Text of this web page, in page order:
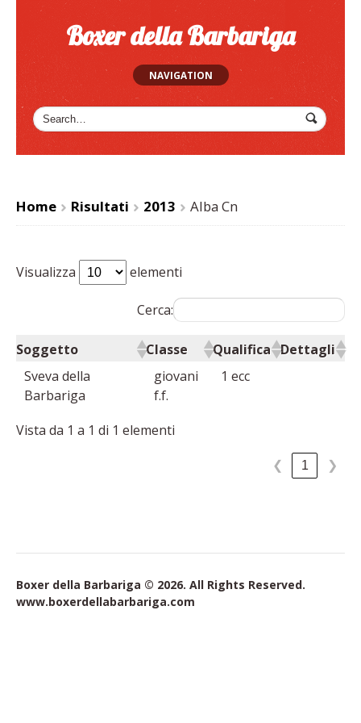
Boxer della Barbariga
NAVIGATION
Home
>
Risultati
>
2013
>
Alba Cn
Visualizza elementi
Cerca:
Soggetto Classe Qualifica Dettagli
Sveva della
Barbariga
giovani
f.f.
1 ecc
Vista da 1 a 1 di 1 elementi
❮ 1 ❯
Boxer della Barbariga © 2026. All Rights Reserved.
www.boxerdellabarbariga.com